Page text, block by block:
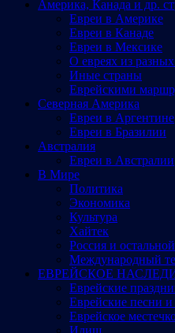
Америка, Канада и др.
Евреи в Америке
Евреи в Канаде
Евреи в Мексике
О евреях из разных
Иные страны
Еврейскими
Северная Америка
Евреи в Аргентине
Евреи в Бразилии
Австралия
Евреи в Австралии
В Мире
Политика
Экономика
Культура
Хайтек
Россия и
Международный
ЕВРЕЙСКОЕ
Еврейские
Еврейские песни
Еврейское
Идиш